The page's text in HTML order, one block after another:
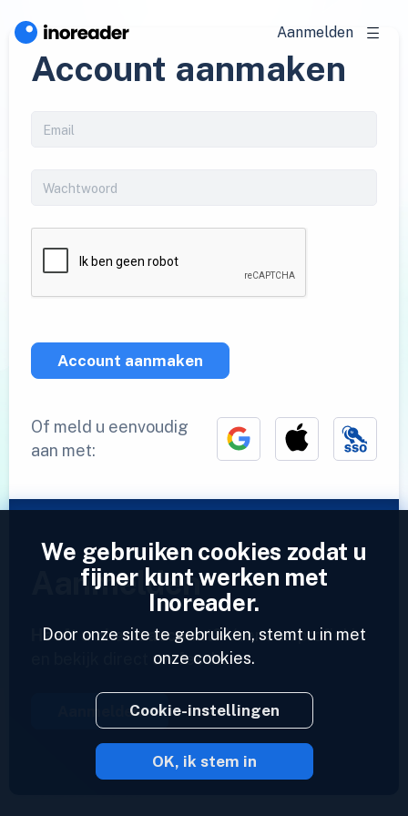
Aanmelden
Account aanmaken
Account aanmaken
Of meld u eenvoudig
aan met:
Aanmelden
Heeft u al een account?Voer een profiel in
en bekijk direct uw feeds.
Aanmelden
2023 © Inoreader
We gebruiken cookies zodat u
fijner kunt werken met
Inoreader.
Door onze site te gebruiken, stemt u in met
onze cookies.
Cookie-instellingen
OK, ik stem in